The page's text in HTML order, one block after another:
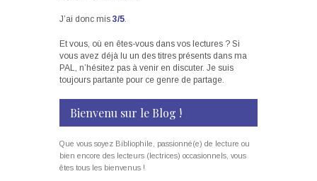
J’ai donc mis 3/5.
Et vous, où en êtes-vous dans vos lectures ? Si
vous avez déjà lu un des titres présents dans ma
PAL, n’hésitez pas à venir en discuter. Je suis
toujours partante pour ce genre de partage.
Bienvenu sur le Blog !
Que vous soyez Bibliophile, passionné(e) de lecture ou
bien encore des lecteurs (lectrices) occasionnels, vous
êtes tous les bienvenus !